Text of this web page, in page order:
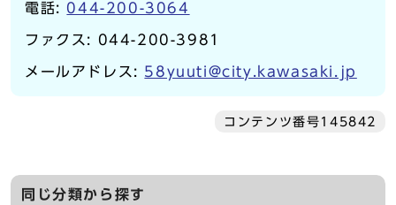
電話: 044-200-3064
ファクス: 044-200-3981
メールアドレス: 58yuuti@city.kawasaki.jp
コンテンツ番号145842
同じ分類から探す